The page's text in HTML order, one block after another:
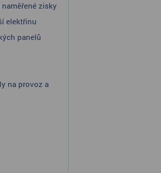
zisky
elektřinu
panelů
na provoz a